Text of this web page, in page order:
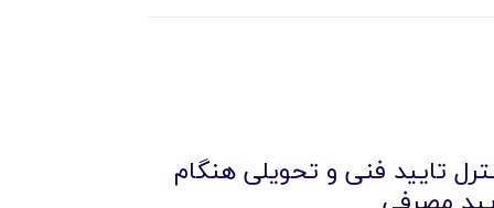
تایید فنی و تحویلی هنگام